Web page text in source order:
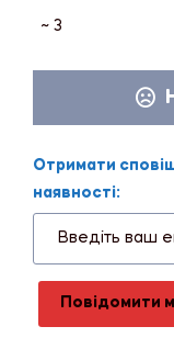
~ 3
Отримати
наявності:
Повідомити